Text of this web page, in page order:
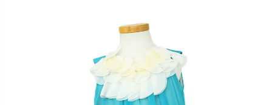
パニエ
発表会・コンクール
Wedding
結婚式
フラワーガール・リングボーイ・ゲ
スト
実店舗 つくば店